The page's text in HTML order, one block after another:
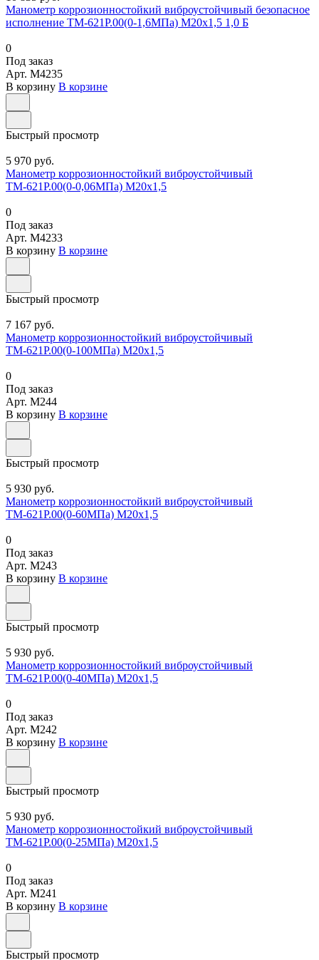
Манометр коррозионностойкий виброустойчивый безопасное
исполнение ТМ-621Р.00(0-1,6МПа) М20х1,5 1,0 Б
0
Под заказ
Арт. M4235
В корзину В корзине
Быстрый просмотр
5 970 руб.
Манометр коррозионностойкий виброустойчивый
ТМ-621Р.00(0-0,06МПа) М20х1,5
0
Под заказ
Арт. M4233
В корзину В корзине
Быстрый просмотр
7 167 руб.
Манометр коррозионностойкий виброустойчивый
ТМ-621Р.00(0-100МПа) М20х1,5
0
Под заказ
Арт. M244
В корзину В корзине
Быстрый просмотр
5 930 руб.
Манометр коррозионностойкий виброустойчивый
ТМ-621Р.00(0-60МПа) М20х1,5
0
Под заказ
Арт. M243
В корзину В корзине
Быстрый просмотр
5 930 руб.
Манометр коррозионностойкий виброустойчивый
ТМ-621Р.00(0-40МПа) М20х1,5
0
Под заказ
Арт. M242
В корзину В корзине
Быстрый просмотр
5 930 руб.
Манометр коррозионностойкий виброустойчивый
ТМ-621Р.00(0-25МПа) М20х1,5
0
Под заказ
Арт. M241
В корзину В корзине
Быстрый просмотр